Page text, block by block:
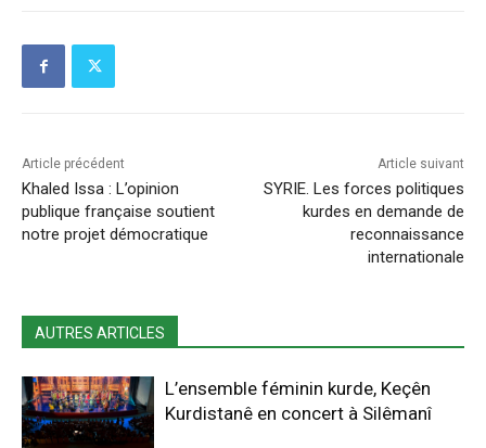
Article précédent
Khaled Issa : L’opinion
publique française soutient
notre projet démocratique
Article suivant
SYRIE. Les forces politiques
kurdes en demande de
reconnaissance
internationale
AUTRES ARTICLES
L’ensemble féminin kurde, Keçên
Kurdistanê en concert à Silêmanî